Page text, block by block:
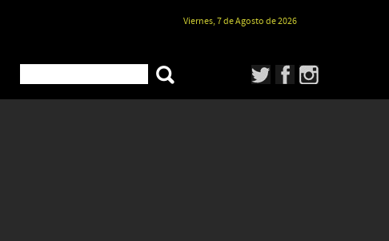
Viernes, 7 de Agosto de 2026